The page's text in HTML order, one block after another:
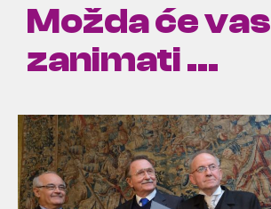
Možda će vas
zanimati ...